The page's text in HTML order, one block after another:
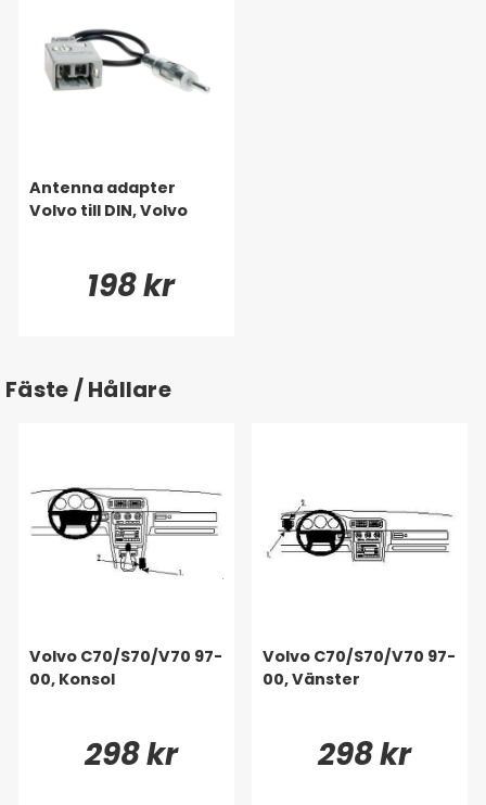
Antenna adapter
Volvo till DIN, Volvo
198 kr
Fäste / Hållare
Volvo C70/S70/V70 97-
00, Konsol
298 kr
Volvo C70/S70/V70 97-
00, Vänster
298 kr